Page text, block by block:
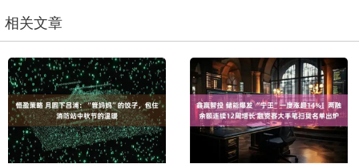
相关文章